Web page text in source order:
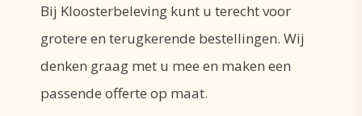
Bij Kloosterbeleving kunt u terecht voor
grotere en terugkerende bestellingen. Wij
denken graag met u mee en maken een
passende offerte op maat.